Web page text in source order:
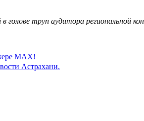
в голове труп аудитора региональной
MAX!
Астрахани.